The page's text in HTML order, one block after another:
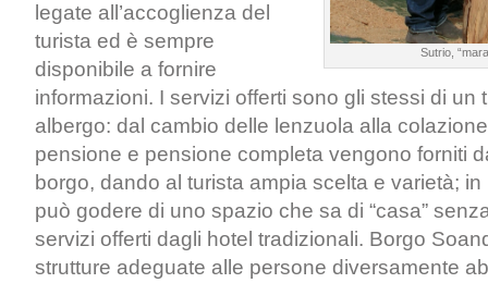
Sutrio,
legate all’accoglienza del
turista ed è sempre
disponibile a fornire
informazioni. I servizi offerti sono gli stessi di un
albergo: dal cambio delle lenzuola alla
pensione e pensione completa vengono forniti
borgo, dando al turista ampia scelta e varietà; in
può godere di uno spazio che sa di “casa”
servizi offerti dagli hotel tradizionali. Borgo
strutture adeguate alle persone diversamente